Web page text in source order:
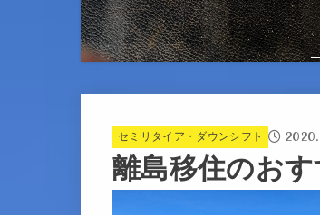
セミリタイア・ダウンシフト
離島移住のおす